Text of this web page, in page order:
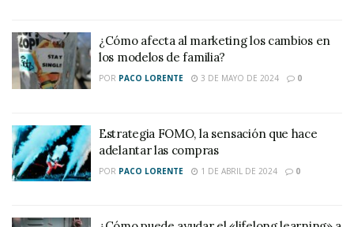
¿Cómo afecta al marketing los cambios en
los modelos de familia?
POR PACO LORENTE 3 DE MAYO DE 2024 0
Estrategia FOMO, la sensación que hace
adelantar las compras
POR PACO LORENTE 1 DE ABRIL DE 2024 0